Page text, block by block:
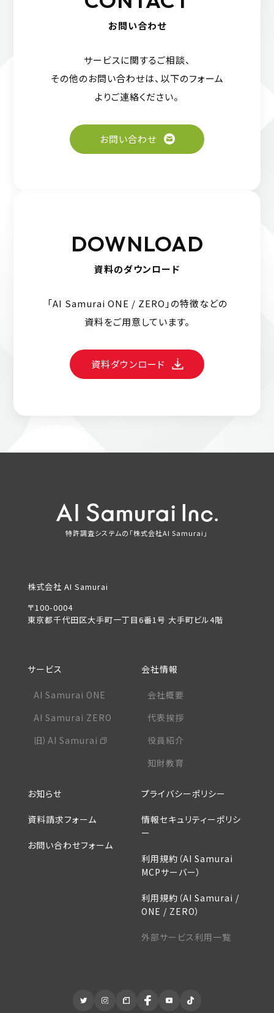
お問い合わせ
サービスに関するご相談、
その他のお問い合わせは、 以下のフォーム
よりご連絡ください。
お問い合わせ
DOWNLOAD
資料のダウンロード
「AI Samurai ONE / ZERO」の特徴などの
資料をご用意しています。
資料ダウンロード
特許調査システムの「株式会社AI Samurai」
株式会社 AI Samurai
〒100-0004
東京都千代田区大手町一丁目6番1号 大手町ビル4階
サービス
AI Samurai ONE
AI Samurai ZERO
旧）AI Samurai
会社情報
会社概要
代表挨拶
役員紹介
知財教育
お知らせ
資料請求フォーム
お問い合わせフォーム
プライバシーポリシー
情報セキュリティーポリシ
ー
利用規約（AI Samurai
MCPサーバー）
利用規約（AI Samurai /
ONE / ZERO）
外部サービス利用一覧